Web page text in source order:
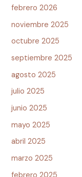
febrero 2026
noviembre 2025
octubre 2025
septiembre 2025
agosto 2025
julio 2025
junio 2025
mayo 2025
abril 2025
marzo 2025
febrero 2025